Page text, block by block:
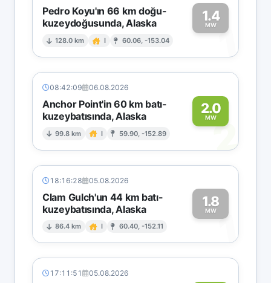
Pedro Koyu'ın 66 km doğu-
kuzeydoğusunda, Alaska
128.0 km I 60.06, -153.04
1.4
MW1
08:42:09 06.08.2026
Anchor Point'in 60 km batı-
kuzeybatısında, Alaska
99.8 km I 59.90, -152.89
2.0
MW2
18:16:28 05.08.2026
Clam Gulch'un 44 km batı-
kuzeybatısında, Alaska
86.4 km I 60.40, -152.11
1.8
MW1
17:11:51 05.08.2026